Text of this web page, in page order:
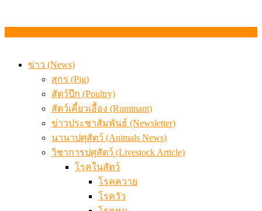
ข่าว (News)
สุกร (Pig)
สัตว์ปีก (Poultry)
สัตว์เคี้ยวเอื้อง (Ruminant)
ข่าวประชาสัมพันธ์ (Newsletter)
นานาปศุสัตว์ (Animals News)
วิชาการปศุสัตว์ (Livestock Article)
โรคในสัตว์
โรคควาย
โรควัว